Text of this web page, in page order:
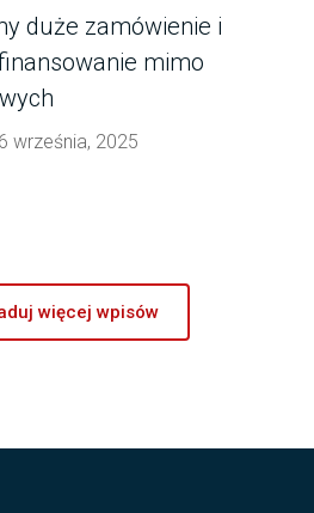
duże zamówienie i
mimo
września, 2025
więcej wpisów